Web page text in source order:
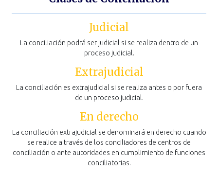
Judicial
La conciliación podrá ser judicial si se realiza dentro de un
proceso judicial.
Extrajudicial
La conciliación es extrajudicial si se realiza antes o por fuera
de un proceso judicial.
En derecho
La conciliación extrajudicial se denominará en derecho cuando
se realice a través de los conciliadores de centros de
conciliación o ante autoridades en cumplimiento de funciones
conciliatorias.